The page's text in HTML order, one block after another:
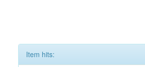
Item hits: